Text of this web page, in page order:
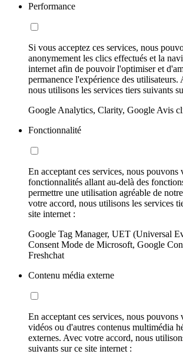
Performance
Si vous acceptez ces services, nous
anonymement les clics effectués et la
internet afin de pouvoir l'optimiser et
permanence l'expérience des utilisateurs.
nous utilisons les services tiers suivants
Google Analytics, Clarity, Google Avis
Fonctionnalité
En acceptant ces services, nous pouvons
fonctionnalités allant au-delà des
permettre une utilisation agréable de
votre accord, nous utilisons les services
site internet :
Google Tag Manager, UET (Universal
Consent Mode de Microsoft, Google
Freshchat
Contenu média externe
En acceptant ces services, nous pouvons
vidéos ou d'autres contenus multimédia
externes. Avec votre accord, nous
suivants sur ce site internet :